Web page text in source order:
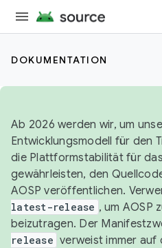
DOKUMENTATION
Ab 2026 werden wir, um
Entwicklungsmodell für den
die Plattformstabilität für
gewährleisten, den
AOSP veröffentlichen.
latest-release , um AOSP
beizutragen. Der
release verweist immer auf